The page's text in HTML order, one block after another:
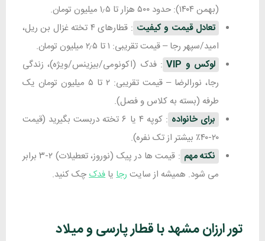
(بهمن ۱۴۰۴): حدود ۵۰۰ هزار تا ۱٫۵ میلیون تومان.
تعادل قیمت و کیفیت
: قطارهای ۴ تخته غزال بن ریل،
امید/سپهر رجا – قیمت تقریبی: ۱ تا ۲٫۵ میلیون تومان.
لوکس و VIP
: فدک (اکونومی/بیزینس/ویژه)، زندگی
رجا، نورالرضا – قیمت تقریبی: ۲ تا ۵ میلیون تومان یک
طرفه (بسته به کلاس و فصل).
برای خانواده
: کوپه ۴ یا ۶ تخته دربست بگیرید (قیمت
۲۰-۴۰٪ بیشتر از تک نفره).
نکته مهم
: قیمت ها در پیک (نوروز، تعطیلات) ۲-۳ برابر
می شود. همیشه از سایترجایافدکچک کنید.
تور ارزان مشهد با قطار پارسی و میلاد